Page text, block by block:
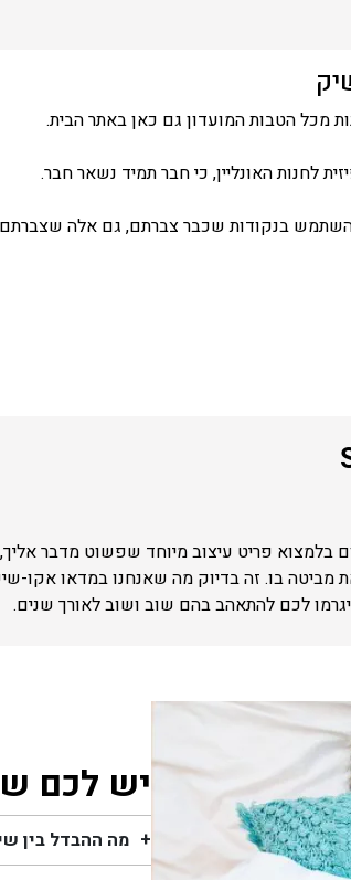
מכל הטבות המועדון גם כאן באתר הבית.
לחנות האונליין, כי חבר תמיד נשאר חבר.
בנקודות שכבר צברתם, גם אלה
בלמצוא פריט עיצוב מיוחד שפשוט מדבר
בו. זה בדיוק מה שאנחנו במדאו אקו-
לכם להתאהב בהם שוב ושוב לאורך שנים.
יש לכם
מה ההבדל בין